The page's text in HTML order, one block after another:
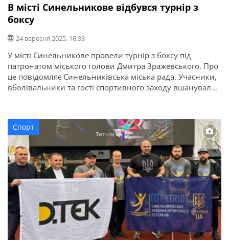
В місті Синельникове відбувся турнір з
боксу
24 вересня 2025, 16:38
У місті Синельникове провели турнір з боксу під
патронатом міського голови Дмитра Зражевського. Про
це повідомляє Синельниківська міська рада. Учасники,
вболівальники та гості спортивного заходу вшанували
Захисниць України, а потім пройшли спортивні
поєдинки. У турнірі взяли участь вихованці відділення
боксу Синельниківської дитячо-юнацької спортивної
школи, з якими працюють тренери Олексій […]
Спорт